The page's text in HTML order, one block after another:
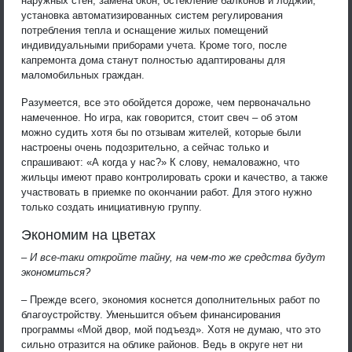
установка автоматизированных систем регулирования
потребления тепла и оснащение жилых помещений
индивидуальными приборами учета. Кроме того, после
капремонта дома станут полностью адаптированы для
маломобильных граждан.
Разумеется, все это обойдется дороже, чем первоначально
намеченное. Но игра, как говорится, стоит свеч – об этом
можно судить хотя бы по отзывам жителей, которые были
настроены очень подозрительно, а сейчас только и
спрашивают: «А когда у нас?» К слову, немаловажно, что
жильцы имеют право контролировать сроки и качество, а также
участвовать в приемке по окончании работ. Для этого нужно
только создать инициативную группу.
Экономим на цветах
– И все-таки откройте тайну, на чем-то же средства будут
экономиться?
– Прежде всего, экономия коснется дополнительных работ по
благоустройству. Уменьшится объем финансирования
программы «Мой двор, мой подъезд». Хотя не думаю, что это
сильно отразится на облике районов. Ведь в округе нет ни